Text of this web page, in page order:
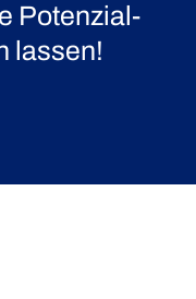
Potenzial-
lassen!